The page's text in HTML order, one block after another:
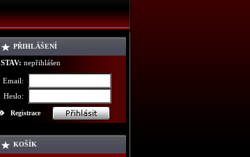
PŘIHLÁŠENÍ
STAV: nepřihlášen
Email:
Heslo:
Registrace
KOŠÍK